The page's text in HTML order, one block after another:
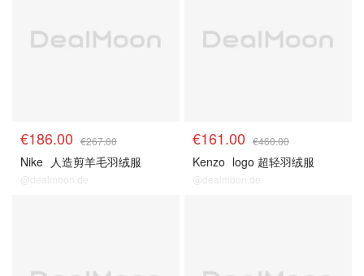
€186.00 €267.00
Nike 人造剪羊毛羽绒服
@dealmoon.de
€161.00 €460.00
Kenzo logo 超轻羽绒服
@dealmoon.de